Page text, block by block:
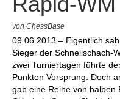
von ChessBase
09.06.2013 – Eigentlich
Sieger der Schnellschach-
zwei Turniertagen führte
Punkten Vorsprung. Doch
gab eine Reihe von halben